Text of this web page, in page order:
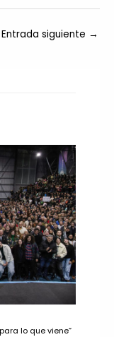
Entrada siguiente →
lo que viene”